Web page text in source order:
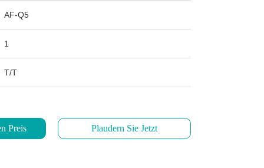
AF-Q5
1
T/T
Preis Plaudern Sie Jetzt